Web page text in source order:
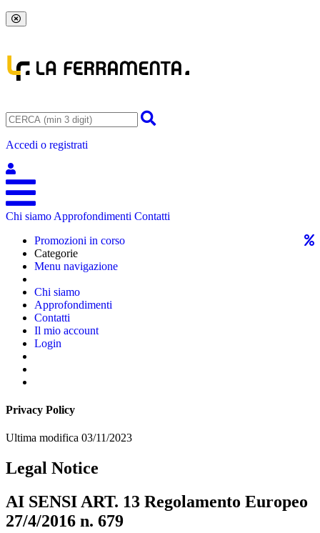
Accedi o registrati
Chi siamo Approfondimenti Contatti
Promozioni in corso
Categorie
Menu navigazione
Chi siamo
Approfondimenti
Contatti
Il mio account
Login
Privacy Policy
Ultima modifica 03/11/2023
Legal Notice
AI SENSI ART. 13 Regolamento Europeo
27/4/2016 n. 679